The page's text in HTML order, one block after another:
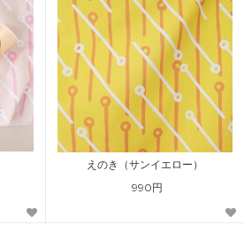
えのき（サンイエロー）
990円